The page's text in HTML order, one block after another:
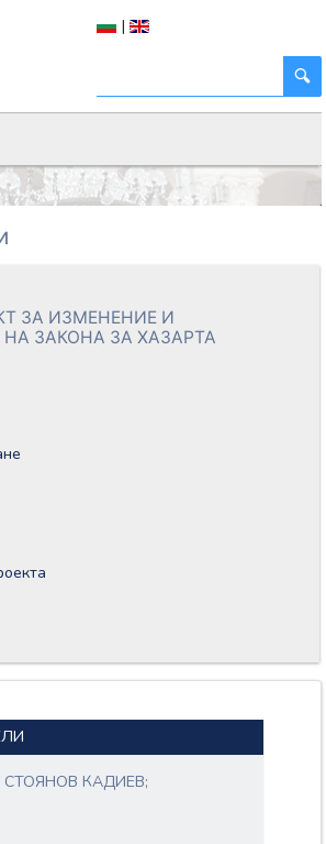
|
ЗА ИЗМЕНЕНИЕ И
ЗАКОНА ЗА ХАЗАРТА
СТОЯНОВ КАДИЕВ;